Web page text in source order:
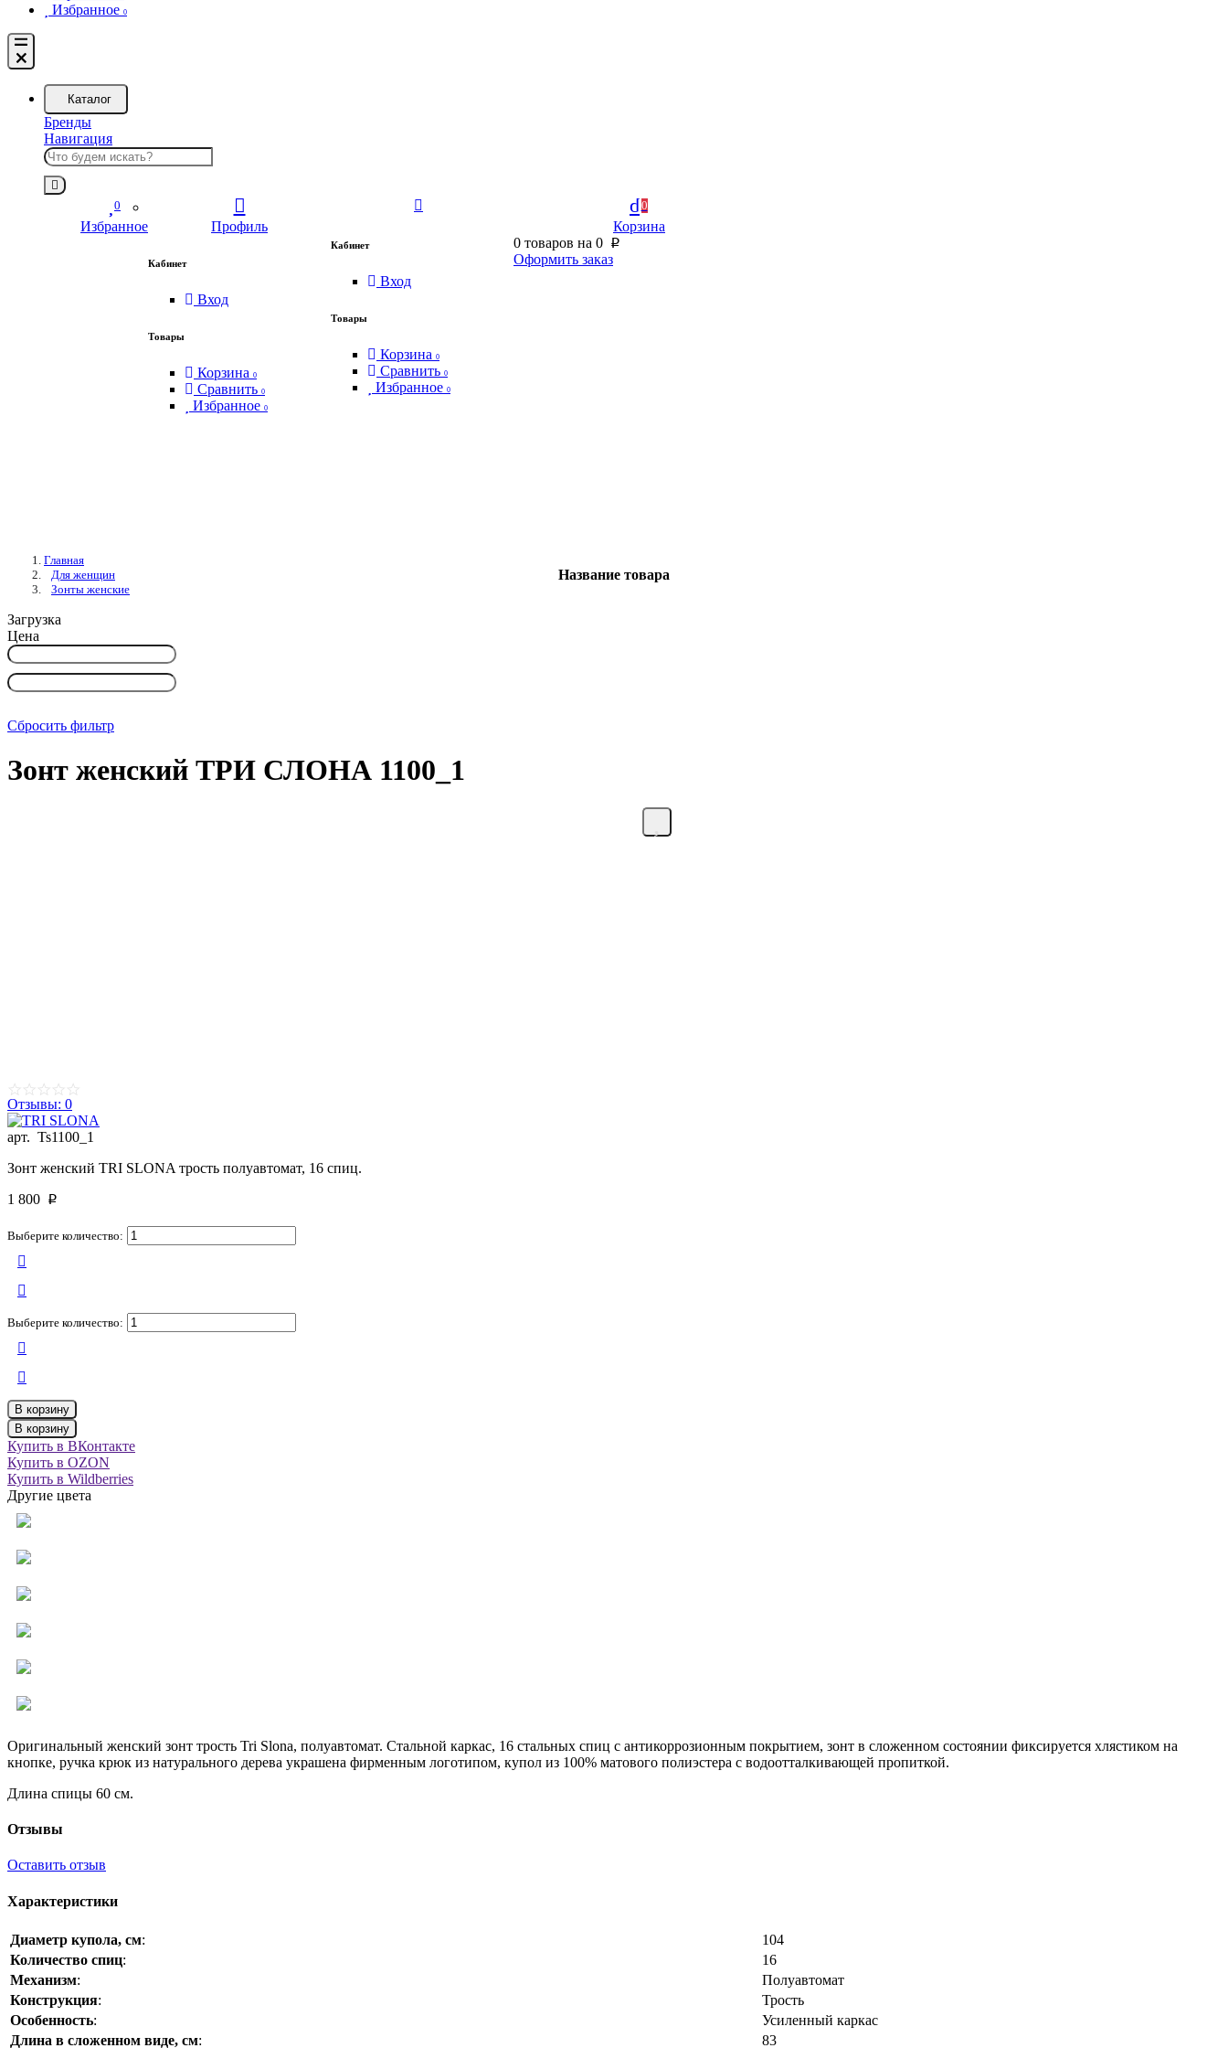
Избранное 0
Каталог
Бренды
Навигация
0
Избранное Профиль
Кабинет
Вход
Товары
Корзина 0
Сравнить 0
Избранное 0
Кабинет
Вход
Товары
Корзина 0
Сравнить 0
Избранное 0
0
Корзина
0 товаров на 0 p
Оформить заказ
Главная
Для женщин
Зонты женские
Название товара
Загрузка
Цена
Сбросить фильтр
Зонт женский ТРИ СЛОНА 1100_1
Отзывы: 0
арт. Ts1100_1
Зонт женский TRI SLONA трость полуавтомат, 16 спиц.
1 800 p
Выберите количество:
Выберите количество:
В корзину
В корзину
Купить в ВКонтакте
Купить в OZON
Купить в Wildberries
Другие цвета
Оригинальный женский зонт трость Tri Slona, полуавтомат. Стальной каркас, 16 стальных спиц с антикоррозионным покрытием, зонт в сложенном состоянии фиксируется хлястиком на
кнопке, ручка крюк из натурального дерева украшена фирменным логотипом, купол из 100% матового полиэстера с водоотталкивающей пропиткой.
Длина спицы 60 см.
Отзывы
Оставить отзыв
Характеристики
Диаметр купола, см:
104
Количество спиц:
16
Механизм:
Полуавтомат
Конструкция:
Трость
Особенность:
Усиленный каркас
Длина в сложенном виде, см: 83